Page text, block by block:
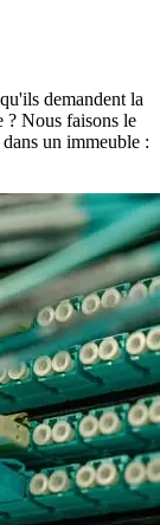
demandent la
? Nous faisons le
un immeuble :